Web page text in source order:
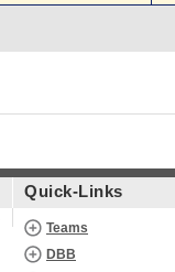
Quick-Links
Teams
DBB